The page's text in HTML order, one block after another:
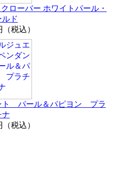
ローバー ホワイトパール・
ルド
（税込）
ト パール＆パピヨン プラ
ナ
（税込）